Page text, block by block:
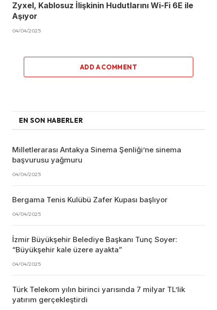
Zyxel, Kablosuz İlişkinin Hudutlarını Wi-Fi 6E ile
Aşıyor
04/04/2025
ADD A COMMENT
EN SON HABERLER
Milletlerarası Antakya Sinema Şenliği’ne sinema
başvurusu yağmuru
04/04/2025
Bergama Tenis Kulübü Zafer Kupası başlıyor
04/04/2025
İzmir Büyükşehir Belediye Başkanı Tunç Soyer:
“Büyükşehir kale üzere ayakta”
04/04/2025
Türk Telekom yılın birinci yarısında 7 milyar TL’lik
yatırım gerçekleştirdi